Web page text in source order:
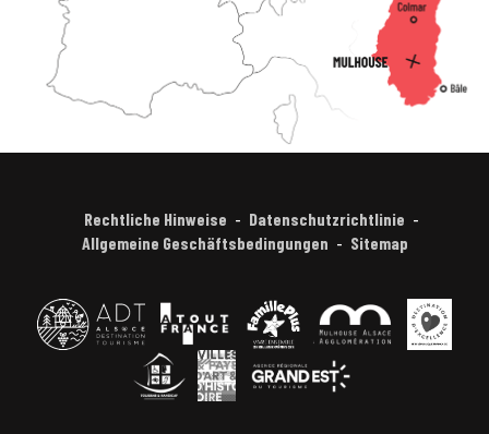
Rechtliche Hinweise
Datenschutzrichtlinie
Allgemeine Geschäftsbedingungen
Sitemap